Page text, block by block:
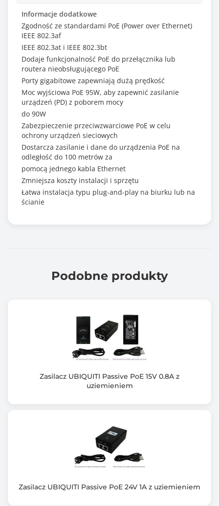
Informacje dodatkowe
Zgodność ze standardami PoE (Power over Ethernet)
IEEE 802.3af
IEEE 802.3at i IEEE 802.3bt
Dodaje funkcjonalność PoE do przełącznika lub
routera nieobsługującego PoE
Porty gigabitowe zapewniają dużą prędkość
Moc wyjściowa PoE 95W, aby zapewnić zasilanie
urządzeń (PD) z poborem mocy
do 90W
Zabezpieczenie przeciwzwarciowe PoE w celu
ochrony urządzeń sieciowych
Dostarcza zasilanie i dane do urządzenia PoE na
odległość do 100 metrów za
pomocą jednego kabla Ethernet
Zmniejsza koszty instalacji i sprzętu
Łatwa instalacja typu plug-and-play na biurku lub na
ścianie
Podobne produkty
Zasilacz UBIQUITI Passive PoE 15V 0.8A z
uziemieniem
Zasilacz UBIQUITI Passive PoE 24V 1A z uziemieniem